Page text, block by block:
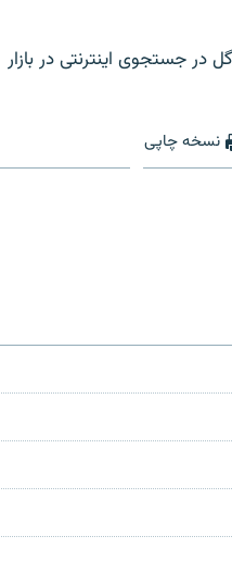
در جستجوی اینترنتی در بازار
نسخه چاپی